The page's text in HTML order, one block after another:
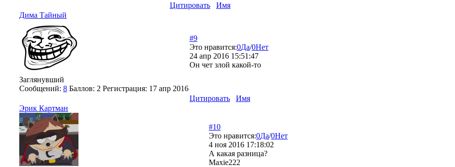
Цитировать
Имя
Дима Тайный
Заглянувший
Сообщений: 8 Баллов: 2 Регистрация: 17 апр 2016
#9
Это нравится:0Да/0Нет
24 апр 2016 15:51:47
Он чет злой какой-то
Цитировать
Имя
Эрик Картман
#10
Это нравится:0Да/0Нет
4 ноя 2016 17:18:02
А какая разница?
Maxie222